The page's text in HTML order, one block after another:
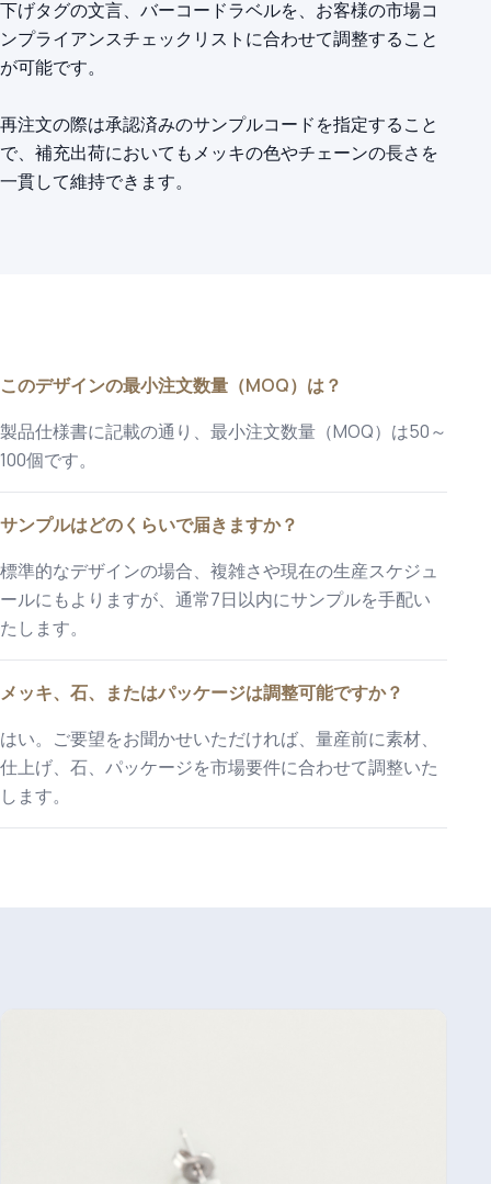
下げタグの文言、バーコードラベルを、お客様の市場コ
ンプライアンスチェックリストに合わせて調整すること
が可能です。
再注文の際は承認済みのサンプルコードを指定すること
で、補充出荷においてもメッキの色やチェーンの長さを
一貫して維持できます。
このデザインの最小注文数量（MOQ）は？
製品仕様書に記載の通り、最小注文数量（MOQ）は50～
100個です。
サンプルはどのくらいで届きますか？
標準的なデザインの場合、複雑さや現在の生産スケジュ
ールにもよりますが、通常7日以内にサンプルを手配い
たします。
メッキ、石、またはパッケージは調整可能ですか？
はい。ご要望をお聞かせいただければ、量産前に素材、
仕上げ、石、パッケージを市場要件に合わせて調整いた
します。